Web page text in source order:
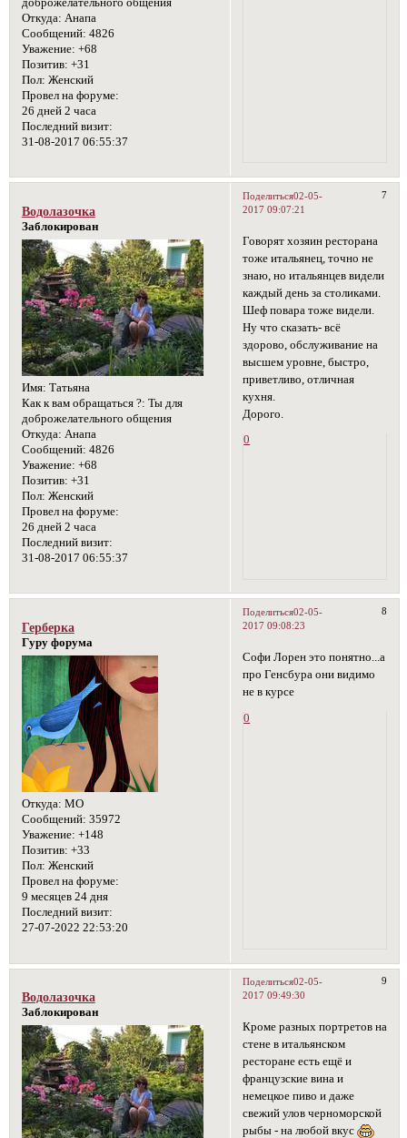
Откуда: Анапа
Сообщений: 4826
Уважение: +68
Позитив: +31
Пол: Женский
Провел на форуме:
26 дней 2 часа
Последний визит:
31-08-2017 06:55:37
Поделиться 7
02-05-
2017 09:07:21
Водолазочка
Заблокирован
Имя: Татьяна
Как к вам обращаться ?: Ты для
доброжелательного общения
Откуда: Анапа
Сообщений: 4826
Уважение: +68
Позитив: +31
Пол: Женский
Провел на форуме:
26 дней 2 часа
Последний визит:
31-08-2017 06:55:37
Говорят хозяин ресторана
тоже итальянец, точно не
знаю, но итальянцев видели
каждый день за столиками.
Шеф повара тоже видели.
Ну что сказать- всё
здорово, обслуживание на
высшем уровне, быстро,
приветливо, отличная
кухня.
Дорого.
0
Поделиться 8
02-05-
2017 09:08:23
Герберка
Гуру форума
Откуда: МО
Сообщений: 35972
Уважение: +148
Позитив: +33
Пол: Женский
Провел на форуме:
9 месяцев 24 дня
Последний визит:
27-07-2022 22:53:20
Софи Лорен это понятно...а
про Генсбура они видимо
не в курсе
0
Поделиться 9
02-05-
2017 09:49:30
Водолазочка
Заблокирован
Кроме разных портретов на
стене в итальянском
ресторане есть ещё и
французские вина и
немецкое пиво и даже
свежий улов черноморской
рыбы - на любой вкус